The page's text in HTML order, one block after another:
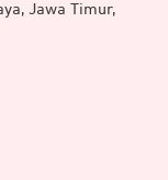
Jawa Timur,